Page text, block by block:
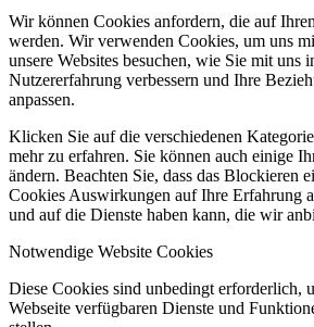
Wir können Cookies anfordern, die auf
werden. Wir verwenden Cookies, um uns
unsere Websites besuchen, wie Sie mit uns
Nutzererfahrung verbessern und Ihre
anpassen.
Klicken Sie auf die verschiedenen
mehr zu erfahren. Sie können auch einige
ändern. Beachten Sie, dass das Blockieren
Cookies Auswirkungen auf Ihre Erfahrung
und auf die Dienste haben kann, die wir
Notwendige Website Cookies
Diese Cookies sind unbedingt erforderlich,
Webseite verfügbaren Dienste und